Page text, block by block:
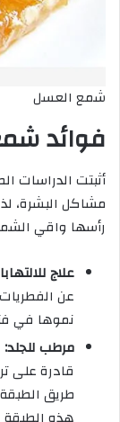
شمع العسل
فوائد
أثبتت الدراسات
مشاكل البشرة،
رأسها واقي
علاج
عن
نموها في
مرطب للجلد:
قادرة على
طريق